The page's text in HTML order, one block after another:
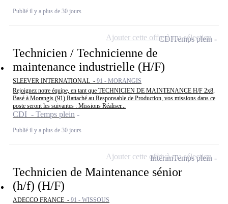
Publié il y a plus de 30 jours
Technicien / Technicienne de
maintenance industrielle (H/F)
SLEEVER INTERNATIONAL - 91 - MORANGIS
Rejoignez notre équipe, en tant que TECHNICIEN DE MAINTENANCE H/F 2x8,
Basé à Morangis (91) Rattaché au Responsable de Production, vos missions dans ce
poste seront les suivantes : Missions Réaliser...
CDI - Temps plein
Publié il y a plus de 30 jours
CDITemps plein
Ajouter cette offre à ma sélection
Technicien de Maintenance sénior
(h/f) (H/F)
ADECCO FRANCE - 91 - WISSOUS
IntérimTemps plein
Ajouter cette offre à ma sélection